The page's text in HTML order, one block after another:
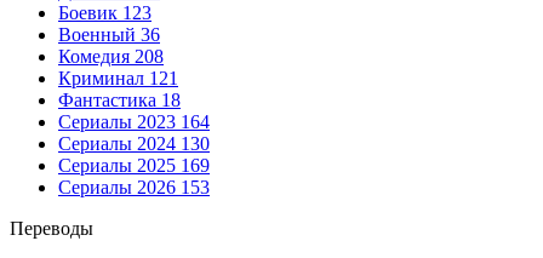
Боевик 123
Военный 36
Комедия 208
Криминал 121
Фантастика 18
Сериалы 2023 164
Сериалы 2024 130
Сериалы 2025 169
Сериалы 2026 153
Переводы